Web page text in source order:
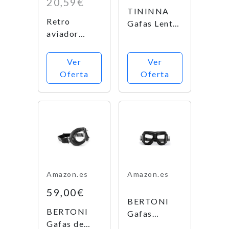
Cascos
y Chopper
(Copper,
Blue)
Retro
aviador
gafas para
motocicleta
Cruiser
Casco Gafas
cobre,
transparente
Ver
Oferta
TININNA
Gafas Lente
contra
Viento UV
para Moto
Ver
Oferta
Amazon.es
59,00€
BERTONI
Gafas de
Amazon.es
BERTONI
Gafas